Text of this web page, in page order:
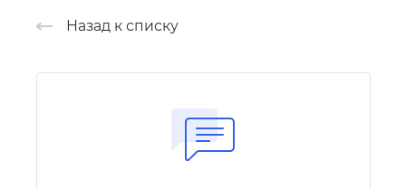
Назад к списку